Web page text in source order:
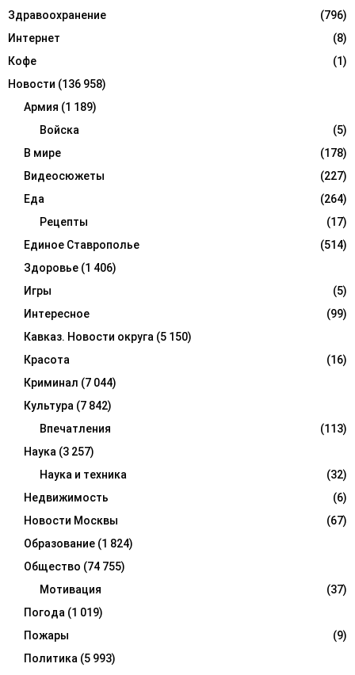
Здравоохранение
(796)
Интернет
(8)
Кофе
(1)
Новости (136 958)
Армия (1 189)
Войска
(5)
В мире
(178)
Видеосюжеты
(227)
Еда
(264)
Рецепты
(17)
Единое Ставрополье
(514)
Здоровье (1 406)
Игры
(5)
Интересное
(99)
Кавказ. Новости округа (5 150)
Красота
(16)
Криминал (7 044)
Культура (7 842)
Впечатления
(113)
Наука (3 257)
Наука и техника
(32)
Недвижимость
(6)
Новости Москвы
(67)
Образование (1 824)
Общество (74 755)
Мотивация
(37)
Погода (1 019)
Пожары
(9)
Политика (5 993)